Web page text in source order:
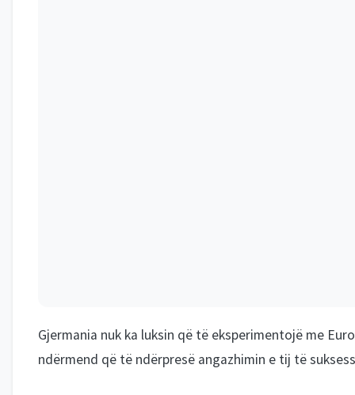
Gjermania nuk ka luksin që të eksperimentojë me
ndërmend që të ndërpresë angazhimin e tij të